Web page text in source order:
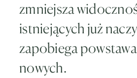
zmniejsza
istniejących już
zapobiega
nowych.